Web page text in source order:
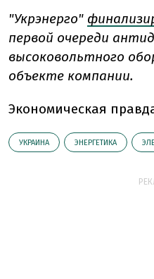
"Укрэнерго"
первой очереди
высоковольтного
объекте компании.
Экономическая
УКРАИНА ЭНЕРГЕТИКА